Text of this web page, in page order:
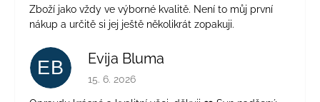
Zboží jako vždy ve výborné kvalitě. Není to můj první
nákup a určitě si jej ještě několikrát zopakuji.
EB Evija Bluma
Hodnocení obchodu je 5 z 5 hvězdiček.
15. 6. 2026